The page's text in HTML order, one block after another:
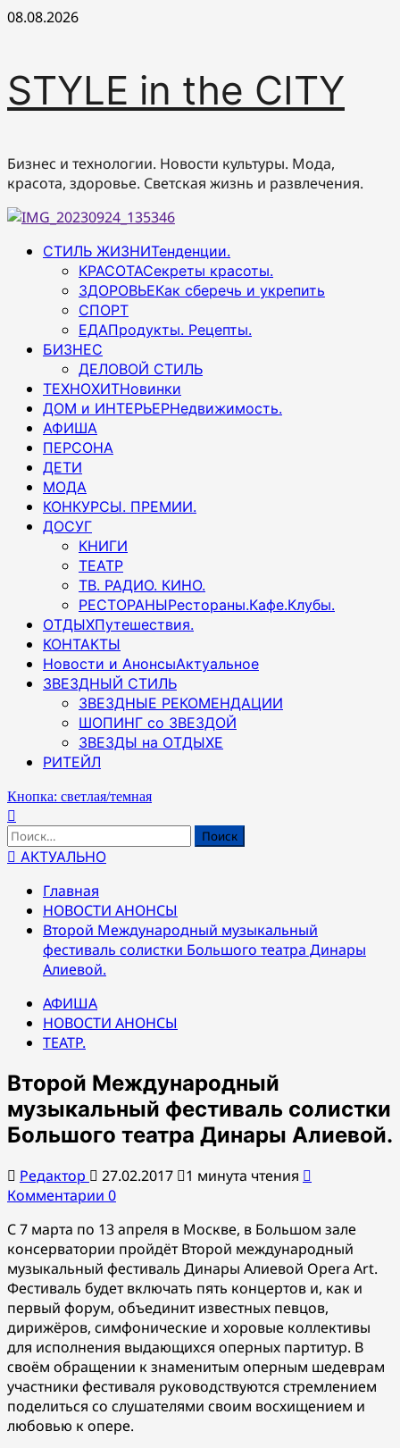
Перейти
08.08.2026
STYLE in the CITY
Бизнес и технологии. Новости культуры. Мода,
красота, здоровье. Светская жизнь и развлечения.
Основное
СТИЛЬ ЖИЗНИТенденции.
КРАСОТАСекреты красоты.
ЗДОРОВЬЕКак сберечь и укрепить
СПОРТ
ЕДАПродукты. Рецепты.
БИЗНЕС
ДЕЛОВОЙ СТИЛЬ
ТЕХНОХИТНовинки
ДОМ и ИНТЕРЬЕРНедвижимость.
АФИША
ПЕРСОНА
ДЕТИ
МОДА
КОНКУРСЫ. ПРЕМИИ.
ДОСУГ
КНИГИ
ТЕАТР
ТВ. РАДИО. КИНО.
РЕСТОРАНЫРестораны.Кафе.Клубы.
ОТДЫХПутешествия.
КОНТАКТЫ
Новости и АнонсыАктуальное
ЗВЕЗДНЫЙ СТИЛЬ
ЗВЕЗДНЫЕ РЕКОМЕНДАЦИИ
ШОПИНГ со ЗВЕЗДОЙ
ЗВЕЗДЫ на ОТДЫХЕ
РИТЕЙЛ
Кнопка: светлая/темная
Найти:
АКТУАЛЬНО
Главная
НОВОСТИ АНОНСЫ
Второй Международный музыкальный
фестиваль солистки Большого театра Динары
Алиевой.
АФИША
НОВОСТИ АНОНСЫ
ТЕАТР.
Второй Международный
музыкальный фестиваль солистки
Большого театра Динары Алиевой.
Редактор 27.02.2017
1 минута чтения
Комментарии 0
С 7 марта по 13 апреля в Москве, в Большом зале
консерватории пройдёт Второй международный
музыкальный фестиваль Динары Алиевой Opera Art.
Фестиваль будет включать пять концертов и, как и
первый форум, объединит известных певцов,
дирижёров, симфонические и хоровые коллективы
для исполнения выдающихся оперных партитур. В
своём обращении к знаменитым оперным шедеврам
участники фестиваля руководствуются стремлением
поделиться со слушателями своим восхищением и
любовью к опере.